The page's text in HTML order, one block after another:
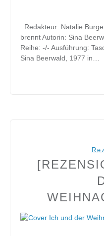
Redakteur: Natalie
brennt Autorin: Sina
Reihe: -/- Ausführung:
Sina Beerwald, 1977 in…